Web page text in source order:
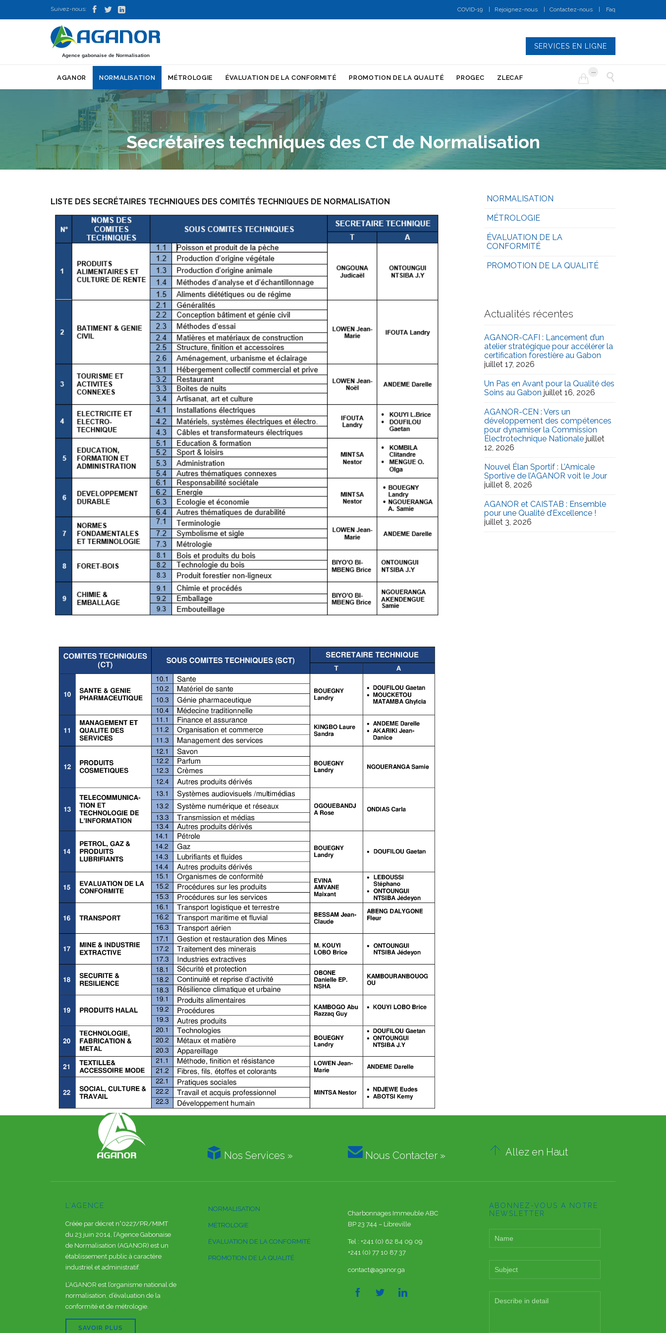
Suivez-nous:    COVID-19 Rejoignez-nous Contactez-nous Faq
Agence gabonaise de Normalisation
SERVICES EN LIGNE
to
content
AGANOR NORMALISATION MÉTROLOGIE ÉVALUATION DE LA CONFORMITÉ PROMOTION DE LA QUALITÉ PROGEC ZLECAF 
...

Secrétaires techniques des CT de Normalisation
LISTE DES SECRÉTAIRES TECHNIQUES DES COMITÉS TECHNIQUES DE NORMALISATION NORMALISATION
MÉTROLOGIE
ÉVALUATION DE LA
CONFORMITÉ
PROMOTION DE LA QUALITÉ
Actualités récentes
AGANOR-CAFI : Lancement d’un
atelier stratégique pour accélérer la
certification forestière au Gabon
juillet 17, 2026
Un Pas en Avant pour la Qualité des
Soins au Gabon juillet 16, 2026
AGANOR-CEN : Vers un
développement des compétences
pour dynamiser la Commission
Électrotechnique Nationale juillet
12, 2026
Nouvel Élan Sportif : L’Amicale
Sportive de l’AGANOR voit le Jour
juillet 8, 2026
AGANOR et CAISTAB : Ensemble
pour une Qualité d’Excellence !
juillet 3, 2026
 Nos Services »  Nous Contacter »  Allez en Haut
L’AGENCE
Créée par décret n°0227/PR/MIMT
du 23 juin 2014, l’Agence Gabonaise
de Normalisation (AGANOR) est un
établissement public à caractère
industriel et administratif.
L’AGANOR est l’organisme national de
normalisation, d’évaluation de la
conformité et de métrologie.
SAVOIR PLUS
NORMALISATION
MÉTROLOGIE
ÉVALUATION DE LA CONFORMITÉ
PROMOTION DE LA QUALITÉ
Charbonnages Immeuble ABC
BP 23 744 – Libreville
Tel : +241 (0) 62 84 09 09
+241 (0) 77 10 87 37
contact@aganor.ga
  
ABONNEZ-VOUS A NOTRE
NEWSLETTER